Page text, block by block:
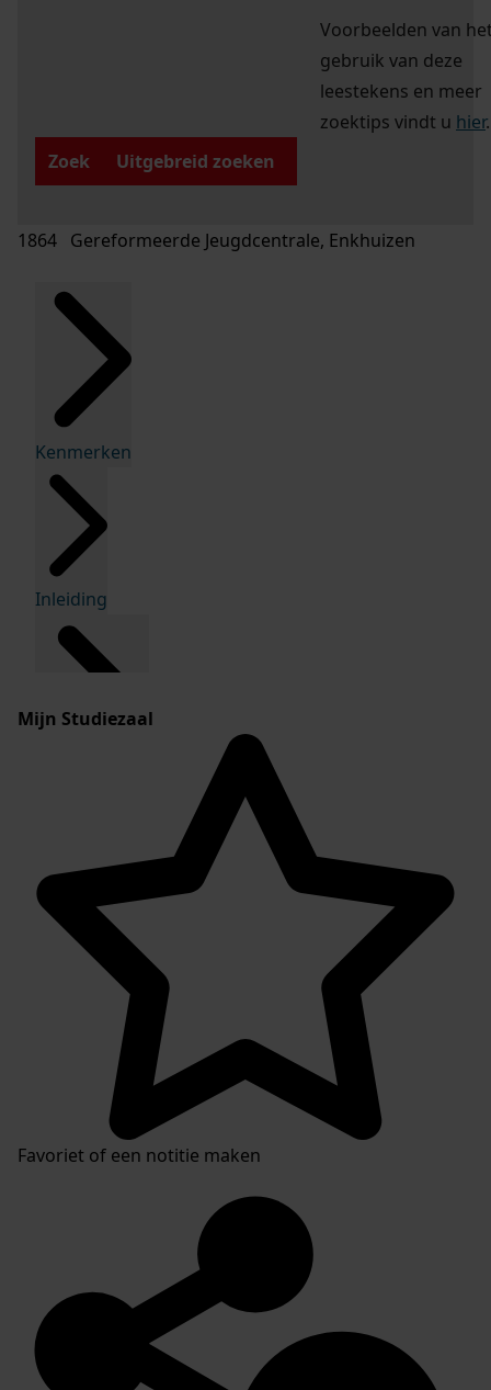
Voorbeelden van
gebruik van deze
leestekens en meer
zoektips vindt u hier.
Zoek
Uitgebreid zoeken
1864 Gereformeerde Jeugdcentrale, Enkhuizen
Kenmerken
Inleiding
Mijn Studiezaal
Favoriet of een notitie maken